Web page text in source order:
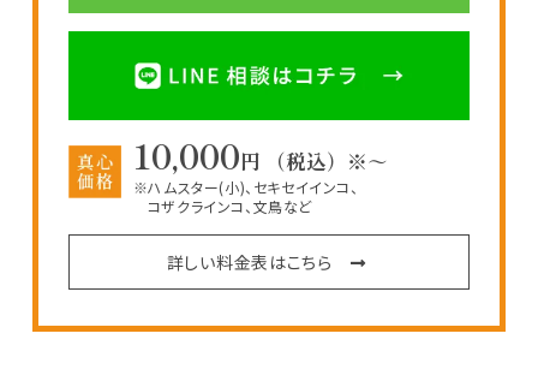
10,000円 （税込）※～
※ハムスター(小)、セキセイインコ、
コザクラインコ、文鳥など
詳しい料金表はこちら